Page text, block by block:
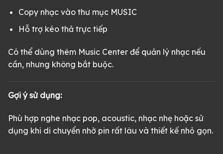
Copy nhạc vào thư mục MUSIC
Hỗ trợ kéo thả trực tiếp
Có thể dùng thêm Music Center để quản lý nhạc nếu
cần, nhưng không bắt buộc.
Gợi ý sử dụng:
Phù hợp nghe nhạc pop, acoustic, nhạc nhẹ hoặc sử
dụng khi di chuyển nhờ pin rất lâu và thiết kế nhỏ gọn.